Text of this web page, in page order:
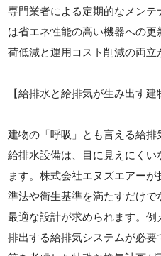
専門業者による定期的なメン
は省エネ性能の高い機器への
荷低減と運用コスト削減の両立
【給排水と給排気が生み出す建
建物の「呼吸」とも言える給
給排水設備は、目に見えにく
ます。株式会社エヌズエアー
準法や衛生基準を満たすだけ
最適な設計が求められます。
排出する給排気システムが必